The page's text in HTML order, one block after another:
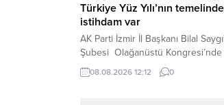
Türkiye Yüz Yılı’nın
istihdam var
AK Parti İzmir İl Başkanı Bilal
Şubesi Olağanüstü Kongresi’nde
üretim, yatırım ve istihdamın
en önemli unsurlar olduğunu
08.08.2026 12:12 0